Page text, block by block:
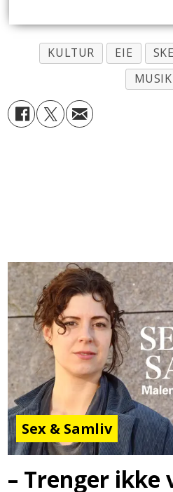
KULTUR EIE
Sex & Samliv
– Trenger